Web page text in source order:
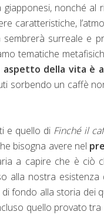
nonché al
caratteristiche,
surreale e
tematiche
aspetto della vita è
sorbendo un caffè
e quello di Finché il
bisogna avere nel
a capire che è ciò
alla nostra
fondo alla storia dei
quello provato